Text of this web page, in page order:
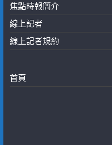
焦點時報簡介
線上記者
線上記者規約
首頁